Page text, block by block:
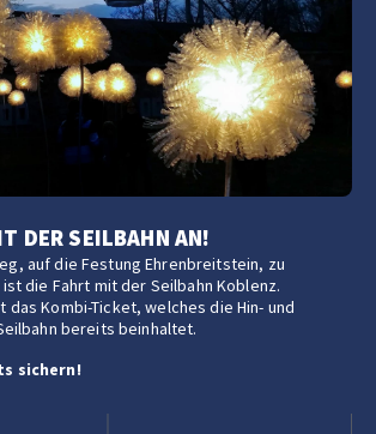
DER SEILBAHN AN!
auf die Festung Ehrenbreitstein, zu
die Fahrt mit der Seilbahn Koblenz.
Kombi-Ticket, welches die Hin- und
bereits beinhaltet.
sichern!